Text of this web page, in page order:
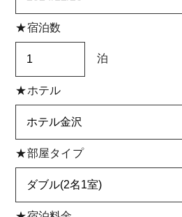
★宿泊数
泊
★ホテル
★部屋タイプ